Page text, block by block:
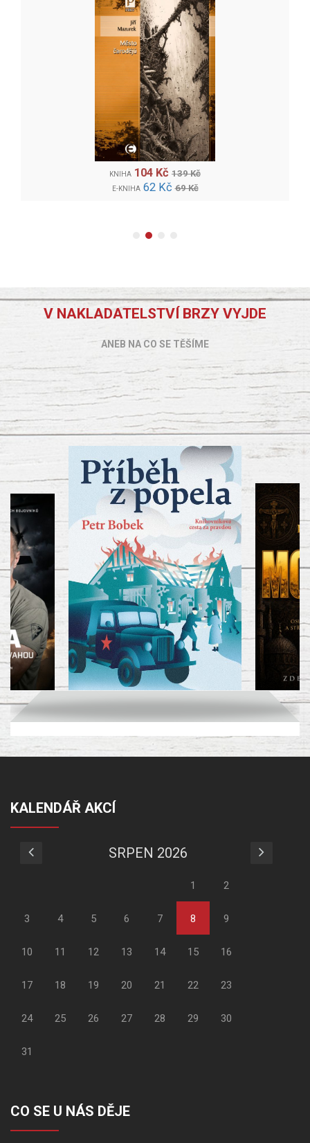
KNIHA 104 Kč 139 Kč
E-KNIHA 62 Kč 69 Kč
V NAKLADATELSTVÍ BRZY VYJDE
ANEB NA CO SE TĚŠÍME
KALENDÁŘ AKCÍ
SRPEN 2026
1 2
3 4 5 6 7 8 9
10 11 12 13 14 15 16
17 18 19 20 21 22 23
24 25 26 27 28 29 30
31
CO SE U NÁS DĚJE